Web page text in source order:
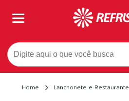
Home Lanchonete e Restaurante